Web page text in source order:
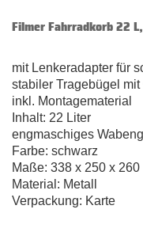
Filmer Fahrradkorb 22
mit Lenkeradapter für
stabiler Tragebügel mit
inkl. Montagematerial
Inhalt: 22 Liter
engmaschiges
Farbe: schwarz
Maße: 338 x 250 x 260
Material: Metall
Verpackung: Karte